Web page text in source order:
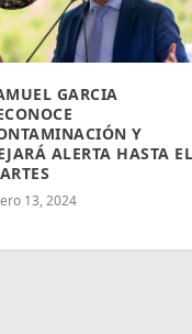
GARCIA
Y
ALERTA HASTA EL
13, 2024